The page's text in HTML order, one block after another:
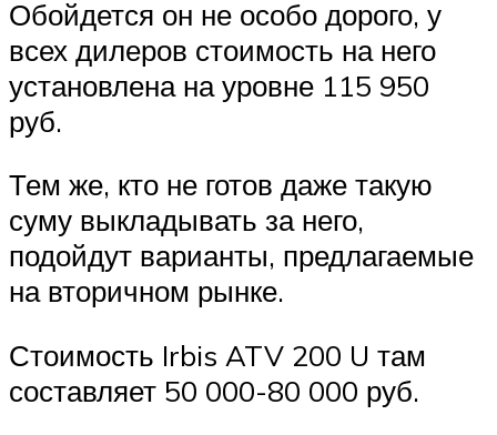
Обойдется он не особо дорого, у
всех дилеров стоимость на него
установлена на уровне 115 950
руб.
Тем же, кто не готов даже такую
суму выкладывать за него,
подойдут варианты, предлагаемые
на вторичном рынке.
Стоимость Irbis ATV 200 U там
составляет 50 000-80 000 руб.